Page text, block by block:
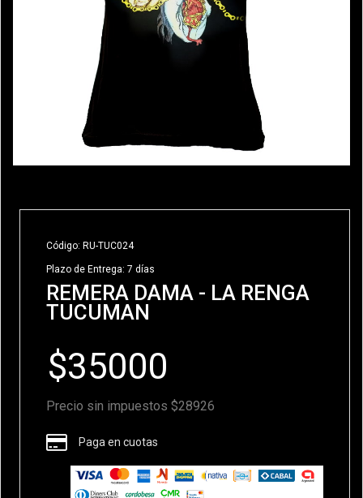
Código: RU-TUC024
Plazo de Entrega: 7 días
REMERA DAMA - LA RENGA
TUCUMAN
Precio sin impuestos $28926
Paga en cuotas